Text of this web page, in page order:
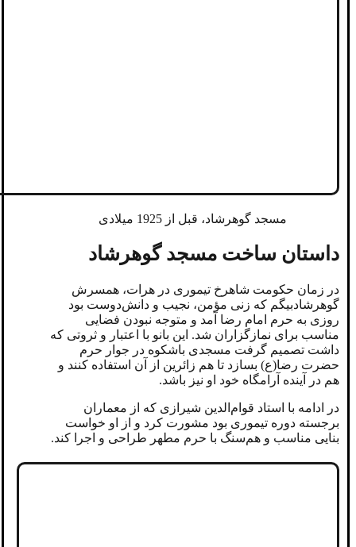
مسجد گوهرشاد، قبل از 1925 میلادی
داستان ساخت مسجد گوهرشاد
در زمان حکومت شاهرخ تیموری در هرات، همسرش
گوهرشادبیگم که زنی مؤمن، نجیب و دانش‌دوست بود
روزی به حرم امام رضا آمد و متوجه نبودن فضایی
مناسب برای نمازگزاران شد. این بانو با اعتبار و ثروتی که
داشت تصمیم گرفت مسجدی باشکوه در جوار حرم
حضرت رضا(ع) بسازد تا هم زائرین از آن استفاده کنند و
هم در آینده آرامگاه خود او نیز باشد.
در ادامه با استاد قوام‌الدین شیرازی که از معماران
برجسته دوره تیموری بود مشورت کرد و از او خواست
بنایی مناسب و هم‌سنگ با حرم مطهر طراحی و اجرا کند.